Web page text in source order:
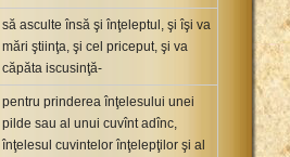
să asculte însă şi înţeleptul, şi îşi va
mări ştiinţa, şi cel priceput, şi va
căpăta iscusinţă-
pentru prinderea înţelesului unei
pilde sau al unui cuvînt adînc,
înţelesul cuvintelor înţelepţilor şi al